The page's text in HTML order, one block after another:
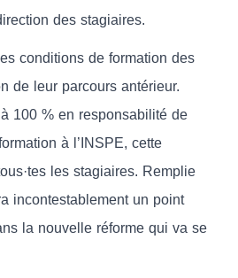
des stagiaires.
conditions de formation des
de leur parcours antérieur.
100 % en responsabilité de
à l’INSPE, cette
les stagiaires. Remplie
incontestablement un point
la nouvelle réforme qui va se